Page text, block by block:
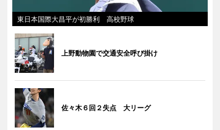
東日本国際大昌平が初勝利 高校野球
上野動物園で交通安全呼び掛け
佐々木６回２失点 大リーグ